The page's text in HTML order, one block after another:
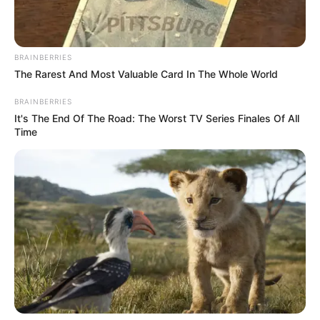
ΤΑ ΠΙΟ ΔΗΜΟΦΙΛΗ
BRAINBERRIES
The Rarest And Most Valuable Card In The Whole World
BRAINBERRIES
It's The End Of The Road: The Worst TV Series Finales Of All
Time